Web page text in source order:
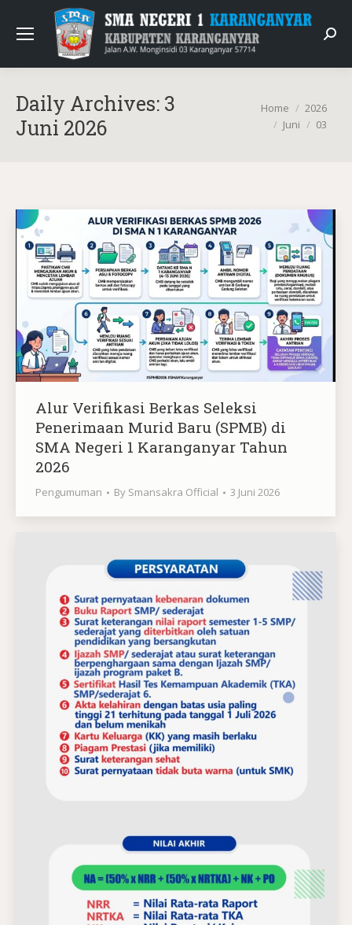
Daily Archives: 3
Juni 2026
You are here:
Home
2026
Juni
03
Alur Verifikasi Berkas Seleksi
Penerimaan Murid Baru (SPMB) di
SMA Negeri 1 Karanganyar Tahun
2026
Pengumuman By Smansakra Official 3 Juni 2026